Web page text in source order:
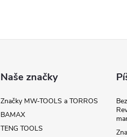
Naše značky
Značky MW-TOOLS a TORROS
BAMAX
TENG TOOLS